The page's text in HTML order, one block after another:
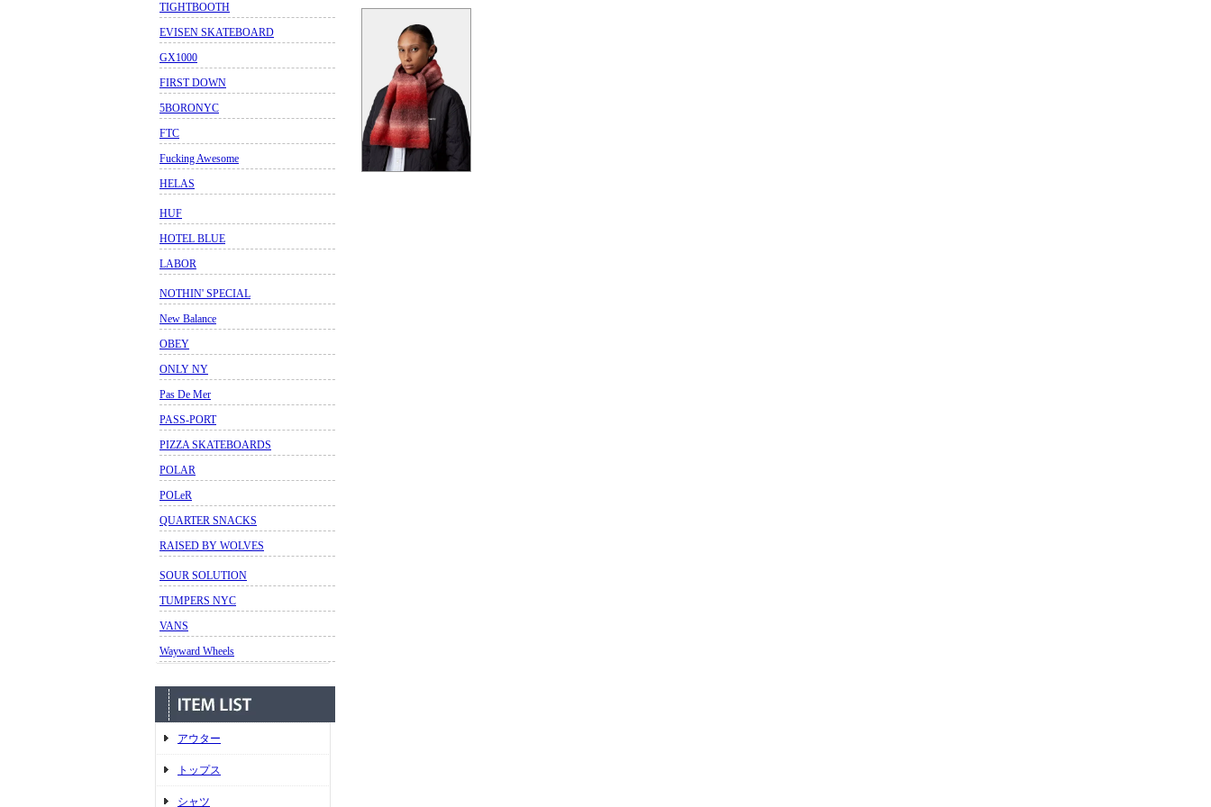
TIGHTBOOTH
EVISEN SKATEBOARD
GX1000
FIRST DOWN
5BORONYC
FTC
Fucking Awesome
HELAS
HUF
HOTEL BLUE
LABOR
NOTHIN' SPECIAL
New Balance
OBEY
ONLY NY
Pas De Mer
PASS-PORT
PIZZA SKATEBOARDS
POLAR
POLeR
QUARTER SNACKS
RAISED BY WOLVES
SOUR SOLUTION
TUMPERS NYC
VANS
Wayward Wheels
アウター
トップス
シャツ